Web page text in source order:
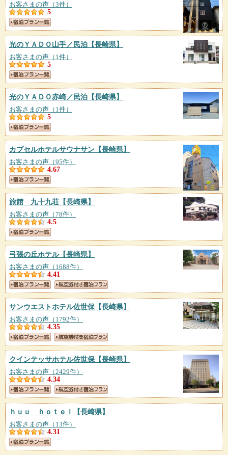
お客さまの声（3件）
5
光のＹＡＤＯ山手／民泊 【長崎県】
お客さまの声（1件）
5
光のＹＡＤＯ赤崎／民泊 【長崎県】
お客さまの声（1件）
5
カプセルホテルサウナサン 【長崎県】
お客さまの声（95件）
4.67
旅館 九十九荘 【長崎県】
お客さまの声（78件）
4.5
弓張の丘ホテル【長崎県】
お客さまの声（1688件）
4.41
サンウエストホテル佐世保 【長崎県】
お客さまの声（1792件）
4.35
クインテッサホテル佐世保 【長崎県】
お客さまの声（2429件）
4.34
ｈｕｕ ｈｏｔｅｌ 【長崎県】
お客さまの声（13件）
4.31